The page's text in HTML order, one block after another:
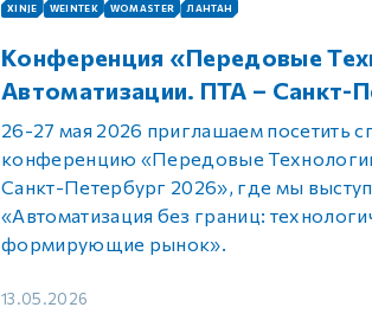
XINJE WEINTEK WOMASTER ЛАНТАН
Конференция «Передовые
Автоматизации. ПТА – Санкт-
26-27 мая 2026 приглашаем посетить
конференцию «Передовые
Санкт-Петербург 2026», где мы
«Автоматизация без границ:
формирующие рынок».
13.05.2026